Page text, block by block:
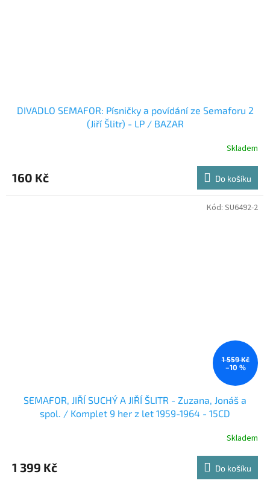
DIVADLO SEMAFOR: Písničky a povídání ze Semaforu 2
(Jiří Šlitr) - LP / BAZAR
Skladem
160 Kč Do košíku
1 559 Kč
–10 %
SEMAFOR, JIŘÍ SUCHÝ A JIŘÍ ŠLITR - Zuzana, Jonáš a
spol. / Komplet 9 her z let 1959-1964 - 15CD
Skladem
1 399 Kč Do košíku
Kód: SU6492-2